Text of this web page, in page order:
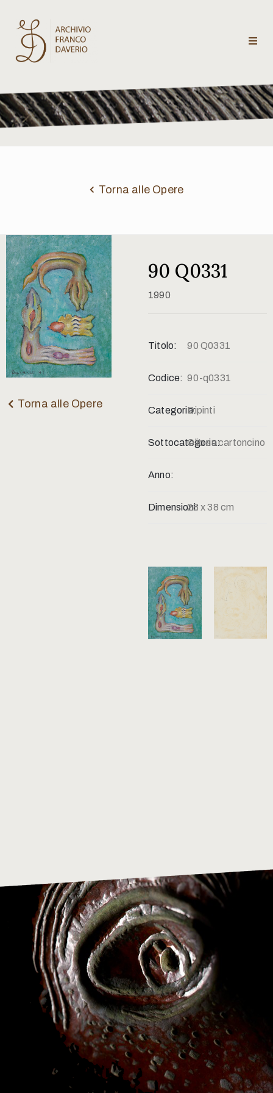
Archivio
Franco
Daverio
critici
Contatti
Torna alle Opere
Torna alle Opere
90 Q0331
1990
Titolo: 90 Q0331
Codice: 90-q0331
Categoria:Dipinti
Sottocategoria:Olio su cartoncino
Anno:
Dimensioni:28 x 38 cm